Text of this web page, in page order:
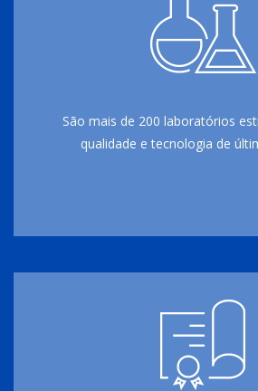
São mais de 200 laboratórios
qualidade e tecnologia de